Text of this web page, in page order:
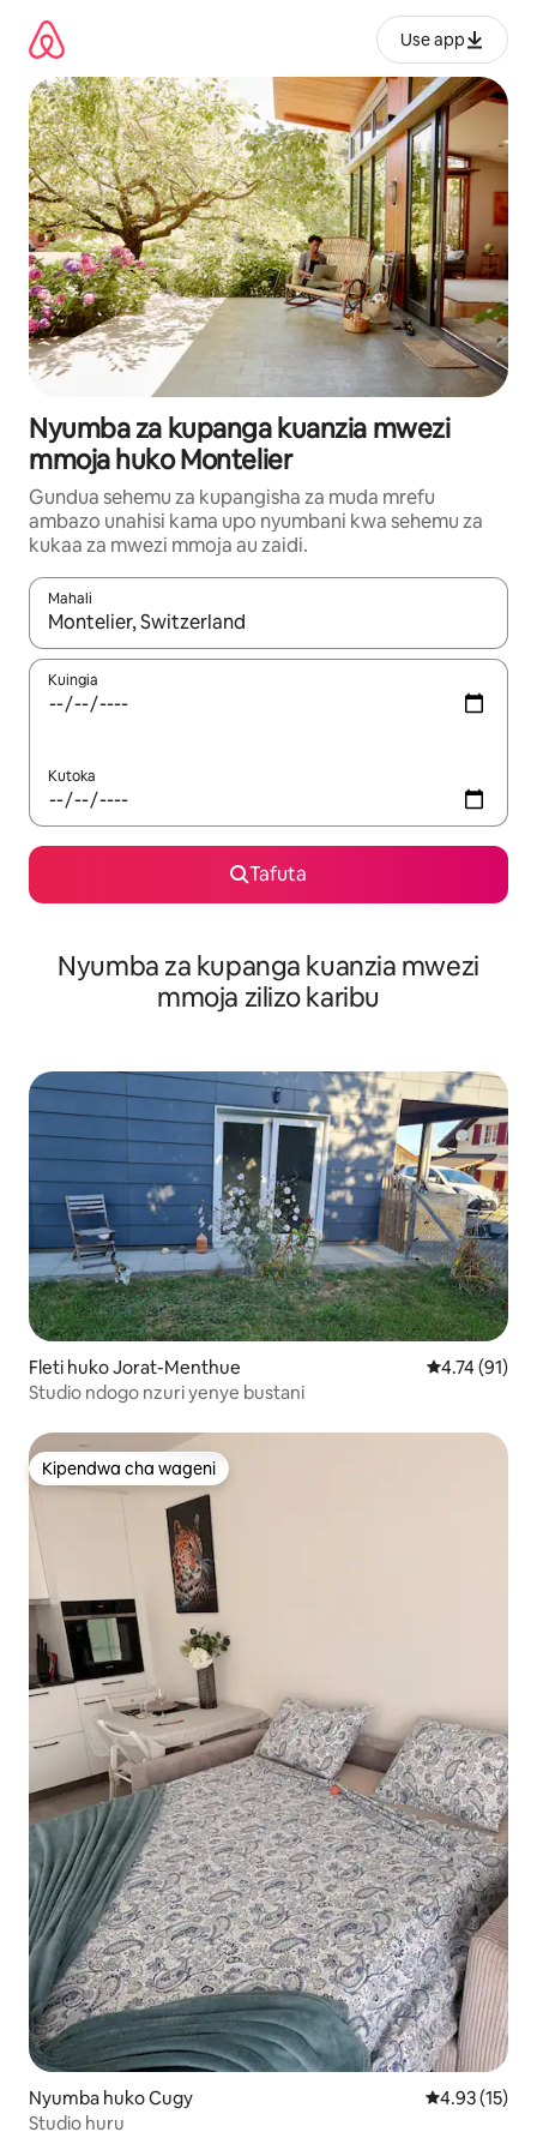
kwenda
kwenye
maudhui
Use app
Nyumba za kupanga kuanzia mwezi
mmoja huko Montelier
Gundua sehemu za kupangisha za muda mrefu
ambazo unahisi kama upo nyumbani kwa sehemu za
kukaa za mwezi mmoja au zaidi.
Mahali
Wakati matokeo yanapatikana, vinjari kwa kutumia vitufe vya
Kuingia
Kutoka
Tafuta
Nyumba za kupanga kuanzia mwezi
mmoja zilizo karibu
Fleti huko Jorat-Menthue Ukadiriaji wa
4.74 (91)
Studio ndogo nzuri yenye bustani
Kipendwa cha wageni
Kipendwa cha wageni
Nyumba huko Cugy Ukadiriaji wa
4.93 (15)
Studio huru